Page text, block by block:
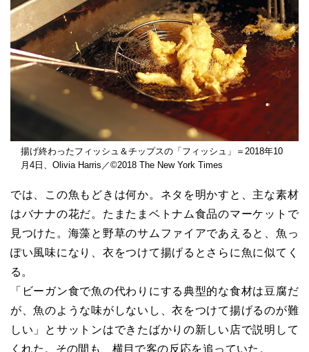
揚げ終わったフィッシュ＆チップスの「フィッシュ」＝2018年10
月4日、Olivia Harris／©2018 The New York Times
では、この魚もどきは何か。ネタを明かすと、主な素材
はバナナの花だ。たまたまベトナム食品のマーケットで
見つけた。海藻と野草のサムファイアであえると、魚っ
ぽい風味になり、衣をつけて揚げるとさらに魚に似てく
る。
「ビーガン食で魚の代わりにする典型的な食材は豆腐だ
が、魚のような味がしないし、衣をつけて揚げるのが難
しい」とサットンはできたばかりの新しい店で説明して
くれた。その間も、横目で客の反応を追っていた。